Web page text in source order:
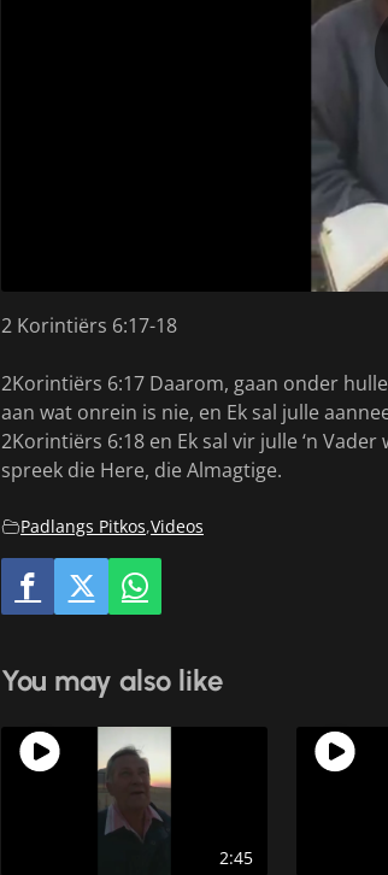
2 Korintiërs 6:17-18
2Korintiërs 6:17 Daarom, gaan onder
aan wat onrein is nie, en Ek sal julle
2Korintiërs 6:18 en Ek sal vir julle ‘n
spreek die Here, die Almagtige.
Padlangs Pitkos,Videos
You may also like
2:45